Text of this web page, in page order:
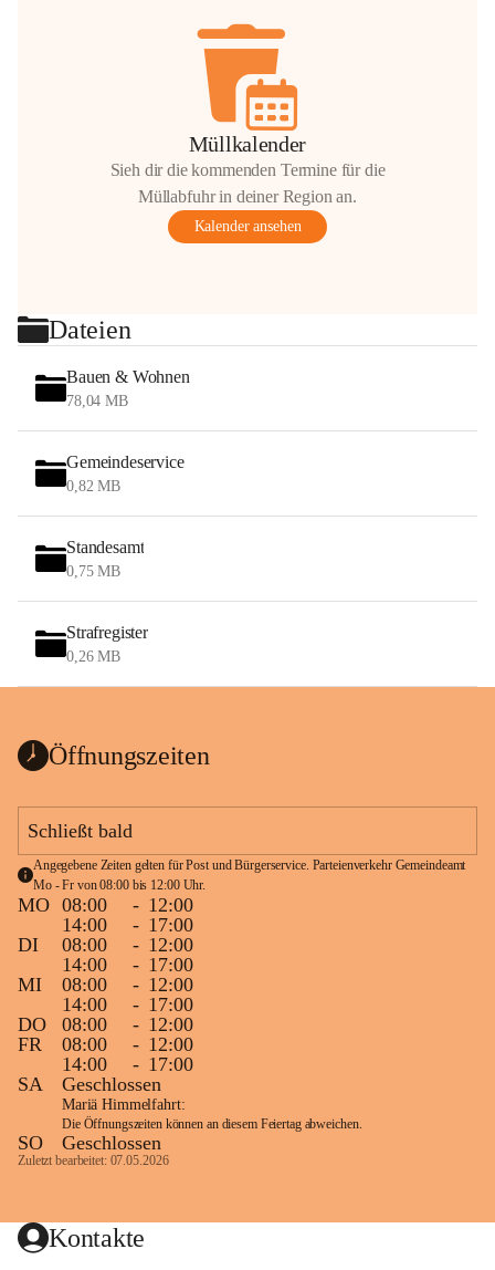
Müllkalender
Sieh dir die kommenden Termine für die
Müllabfuhr in deiner Region an.
Kalender ansehen
Dateien
Bauen & Wohnen
78,04 MB
Gemeindeservice
0,82 MB
Standesamt
0,75 MB
Strafregister
0,26 MB
Öffnungszeiten
Schließt bald
Angegebene Zeiten gelten für Post und Bürgerservice. Parteienverkehr Gemeindeamt
Mo - Fr von 08:00 bis 12:00 Uhr.
MO 08:00 - 12:00
14:00
- 17:00
DI
08:00 - 12:00
14:00
- 17:00
MI
08:00 - 12:00
14:00
- 17:00
DO
08:00 - 12:00
FR
08:00 - 12:00
14:00
- 17:00
SA
Geschlossen
Mariä Himmelfahrt:
Die Öffnungszeiten können an diesem Feiertag abweichen.
SO Geschlossen
Zuletzt bearbeitet: 07.05.2026
Kontakte